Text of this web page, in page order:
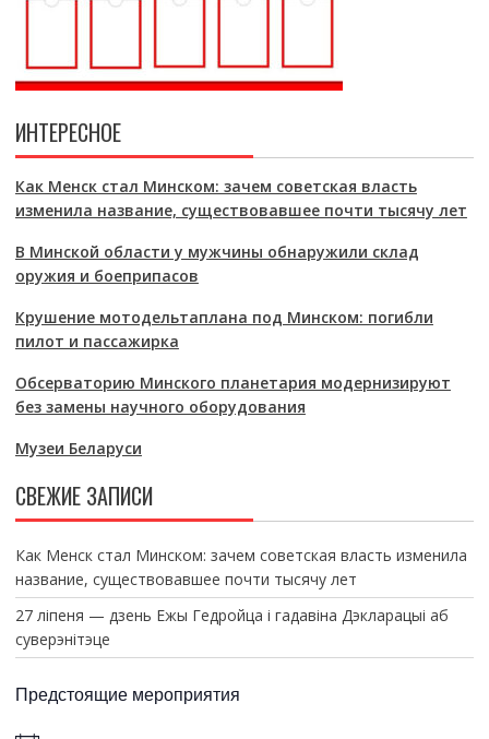
ИНТЕРЕСНОЕ
Как Менск стал Минском: зачем советская власть
изменила название, существовавшее почти тысячу лет
В Минской области у мужчины обнаружили склад
оружия и боеприпасов
Крушение мотодельтаплана под Минском: погибли
пилот и пассажирка
Обсерваторию Минского планетария модернизируют
без замены научного оборудования
Музеи Беларуси
СВЕЖИЕ ЗАПИСИ
Как Менск стал Минском: зачем советская власть изменила
название, существовавшее почти тысячу лет
27 ліпеня — дзень Ежы Гедройца і гадавіна Дэкларацыі аб
суверэнітэце
Предстоящие мероприятия